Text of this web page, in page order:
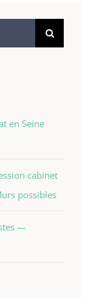
en Seine
cabinet
possibles
—